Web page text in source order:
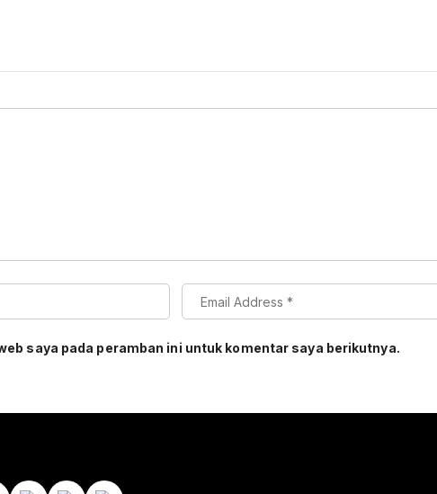
saya pada peramban ini untuk komentar saya berikutnya.